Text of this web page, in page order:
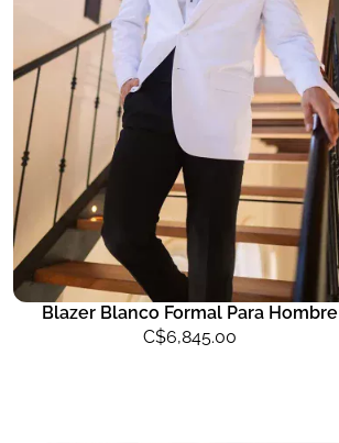
Blazer Blanco Formal Para Hombre
C$6,845.00